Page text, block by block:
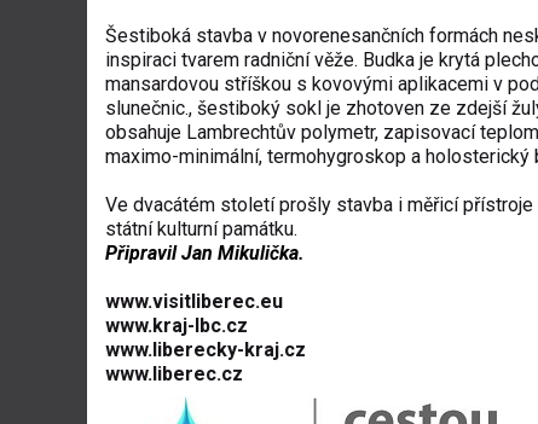
Šestiboká stavba v novorenesančních formách
inspiraci tvarem radniční věže. Budka je krytá
mansardovou stříškou s kovovými aplikacemi v
slunečnic., šestiboký sokl je zhotoven ze zdejší
obsahuje Lambrechtův polymetr, zapisovací
maximo-minimální, termohygroskop a holosterický
Ve dvacátém století prošly stavba i měřicí
státní kulturní památku.
Připravil Jan Mikulička.
www.visitliberec.eu
www.kraj-lbc.cz
www.liberecky-kraj.cz
www.liberec.cz